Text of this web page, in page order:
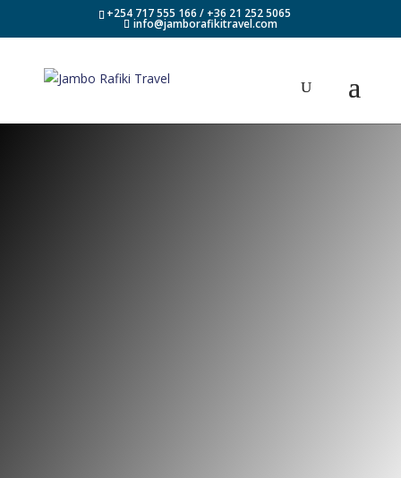
+254 717 555 166 / +36 21 252 5065
info@jamborafikitravel.com